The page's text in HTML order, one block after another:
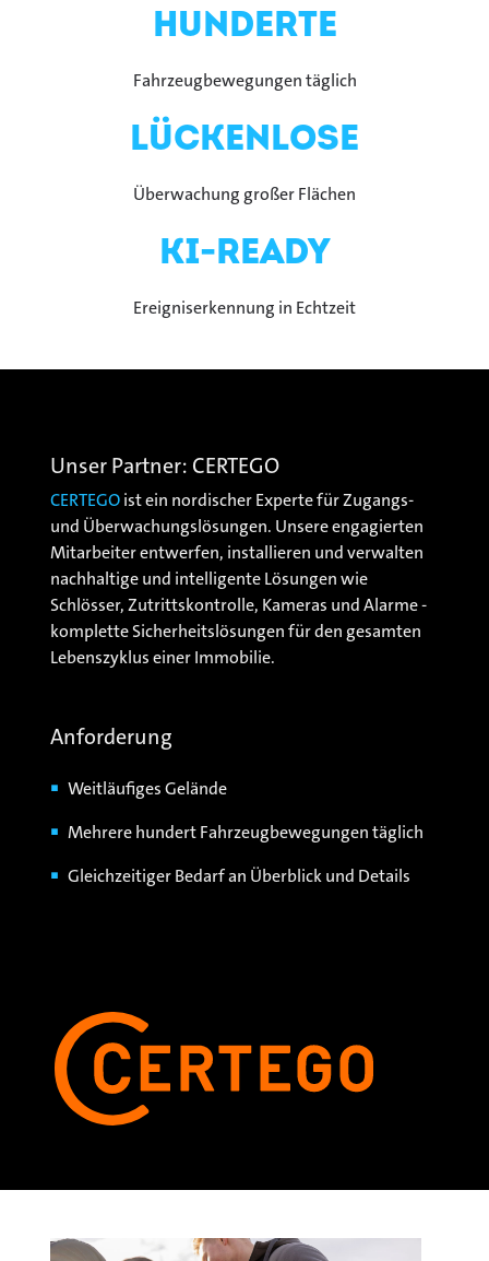
hunderte
Fahrzeugbewegungen täglich
Lückenlose
Überwachung großer Flächen
KI-ready
Ereigniserkennung in Echtzeit
Unser Partner: CERTEGO
CERTEGOist ein nordischer Experte für Zugangs-
und Überwachungslösungen. Unsere engagierten
Mitarbeiter entwerfen, installieren und verwalten
nachhaltige und intelligente Lösungen wie
Schlösser, Zutrittskontrolle, Kameras und Alarme -
komplette Sicherheitslösungen für den gesamten
Lebenszyklus einer Immobilie.
Anforderung
Weitläufiges Gelände
Mehrere hundert Fahrzeugbewegungen täglich
Gleichzeitiger Bedarf an Überblick und Details